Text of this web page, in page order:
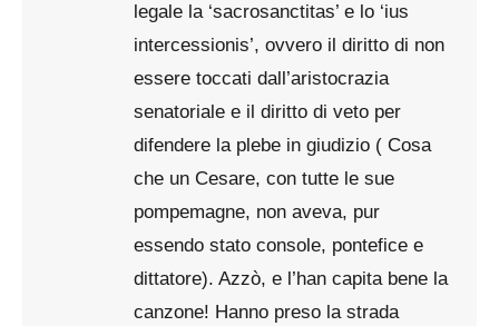
legale la ‘sacrosanctitas’ e lo ‘ius
intercessionis’, ovvero il diritto di non
essere toccati dall’aristocrazia
senatoriale e il diritto di veto per
difendere la plebe in giudizio ( Cosa
che un Cesare, con tutte le sue
pompemagne, non aveva, pur
essendo stato console, pontefice e
dittatore). Azzò, e l’han capita bene la
canzone! Hanno preso la strada